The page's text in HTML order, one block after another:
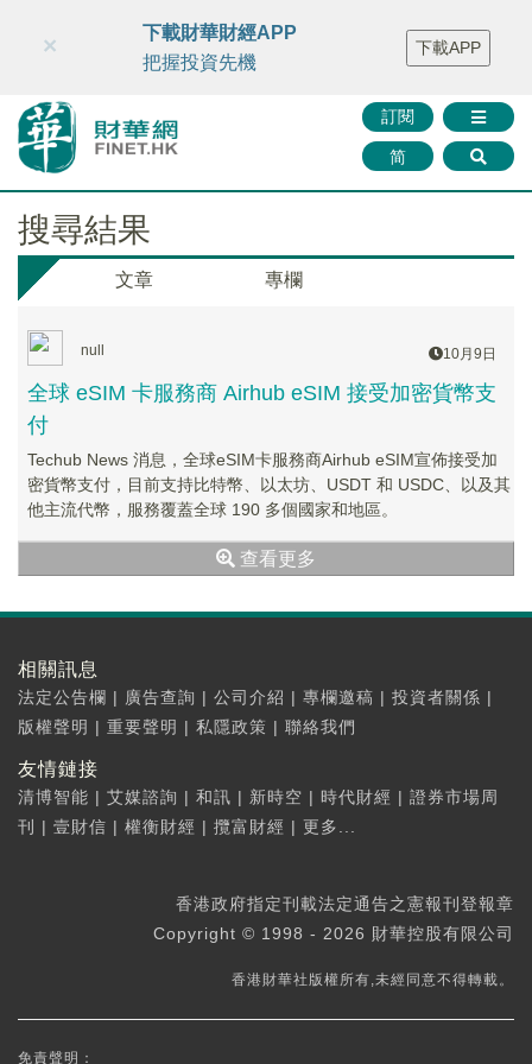
財華智庫網 FINTV FINMETA 財華證券 媒體矩陣
智庫沙龍
聯絡我們
訂閱
简
×
下載財華財經APP
把握投資先機
下載APP
搜尋結果
文章 專欄
null 10月9日
全球 eSIM 卡服務商 Airhub eSIM 接受加密貨幣支
付
Techub News 消息，全球eSIM卡服務商Airhub eSIM宣佈接受加
密貨幣支付，目前支持比特幣、以太坊、USDT 和 USDC、以及其
他主流代幣，服務覆蓋全球 190 多個國家和地區。
查看更多
相關訊息
法定公告欄 | 廣告查詢 | 公司介紹 | 專欄邀稿 | 投資者關係 |
版權聲明 | 重要聲明 | 私隱政策 | 聯絡我們
友情鏈接
清博智能 | 艾媒諮詢 | 和訊 | 新時空 | 時代財經 | 證券市場周
刊
| 壹財信 | 權衡財經 | 攬富財經 | 更多...
香港政府指定刊載法定通告之憲報刊登報章
Copyright © 1998 - 2026 財華控股有限公司
香港財華社版權所有,未經同意不得轉載。
免責聲明：